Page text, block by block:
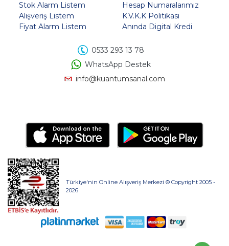
Stok Alarm Listem
Alışveriş Listem
Fiyat Alarm Listem
Hesap Numaralarımız
K.V.K.K Politikası
Anında Digital Kredi
0533 293 13 78
WhatsApp Destek
info@kuantumsanal.com
Türkiye'nin Online Alışveriş Merkezi © Copyright 2005 -
2026